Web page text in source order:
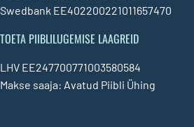
Swedbank EE402200221011657470
TOETA PIIBLILUGEMISE LAAGREID
LHV EE247700771003580584
Makse saaja: Avatud Piibli Ühing